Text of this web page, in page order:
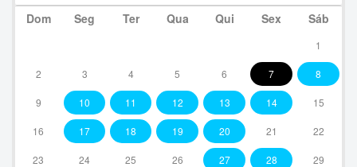
Dom Seg Ter Qua Qui Sex Sáb
1
2 3 4 5 6 7 8
9 10 11 12 13 14 15
16 17 18 19 20 21 22
23 24 25 26 27 28 29